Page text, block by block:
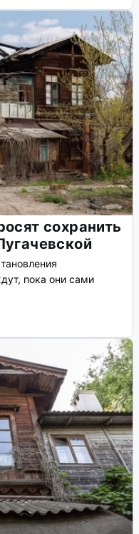
сохранить
пока они сами